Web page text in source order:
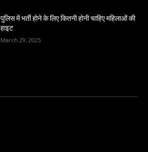
पुलिस में भर्ती होने के लिए कितनी होनी चाहिए महिलाओं की
हाइट
March 29, 2025